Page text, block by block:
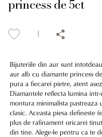
princess de 5ct
Bijuteriile din aur sunt
aur alb cu diamante princess
pura a fiecarei pietre, atent
Diamantele reflecta lumina
montura minimalista
clasic. Aceasta piesa defineste
plus de rafinament oricarei
din tine. Alege-le pentru ca te